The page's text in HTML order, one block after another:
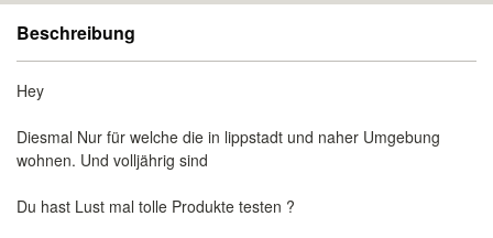
Beschreibung
Hey
Diesmal Nur für welche die in lippstadt und naher Umgebung
wohnen. Und volljährig sind
Du hast Lust mal tolle Produkte testen ?